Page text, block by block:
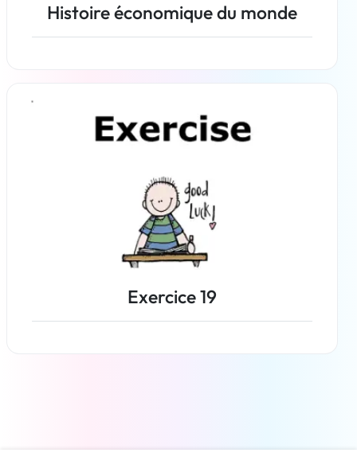
Histoire économique du monde
Exercice 19